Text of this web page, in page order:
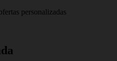
personalizadas